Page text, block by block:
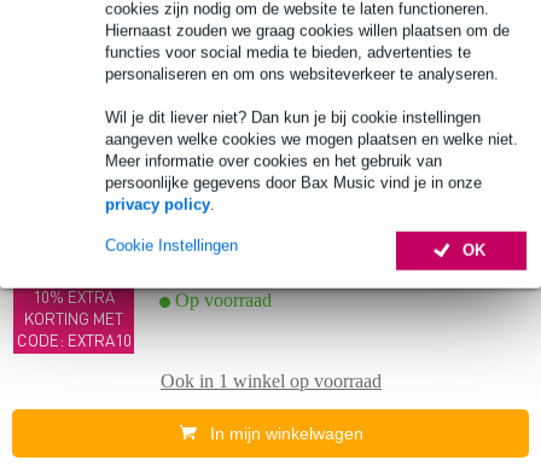
cookies zijn nodig om de website te laten functioneren.
Hiernaast zouden we graag cookies willen plaatsen om de
functies voor social media te bieden, advertenties te
personaliseren en om ons websiteverkeer te analyseren.
Wil je dit liever niet? Dan kun je bij cookie instellingen
aangeven welke cookies we mogen plaatsen en welke niet.
Meer informatie over cookies en het gebruik van
persoonlijke gegevens door Bax Music vind je in onze
privacy policy.
OK
Cookie Instellingen
CODE: EXTRA10
Op voorraad
Ook in1 winkelop voorraad
In mijn winkelwagen
10% EXTRA
KORTING MET
CODE: EXTRA10
(B-Stock) Showtec Stage Blinder 2
Adviesprijs
Op voorraad
Ook in 1 winkel op voorraad
In mijn winkelwagen